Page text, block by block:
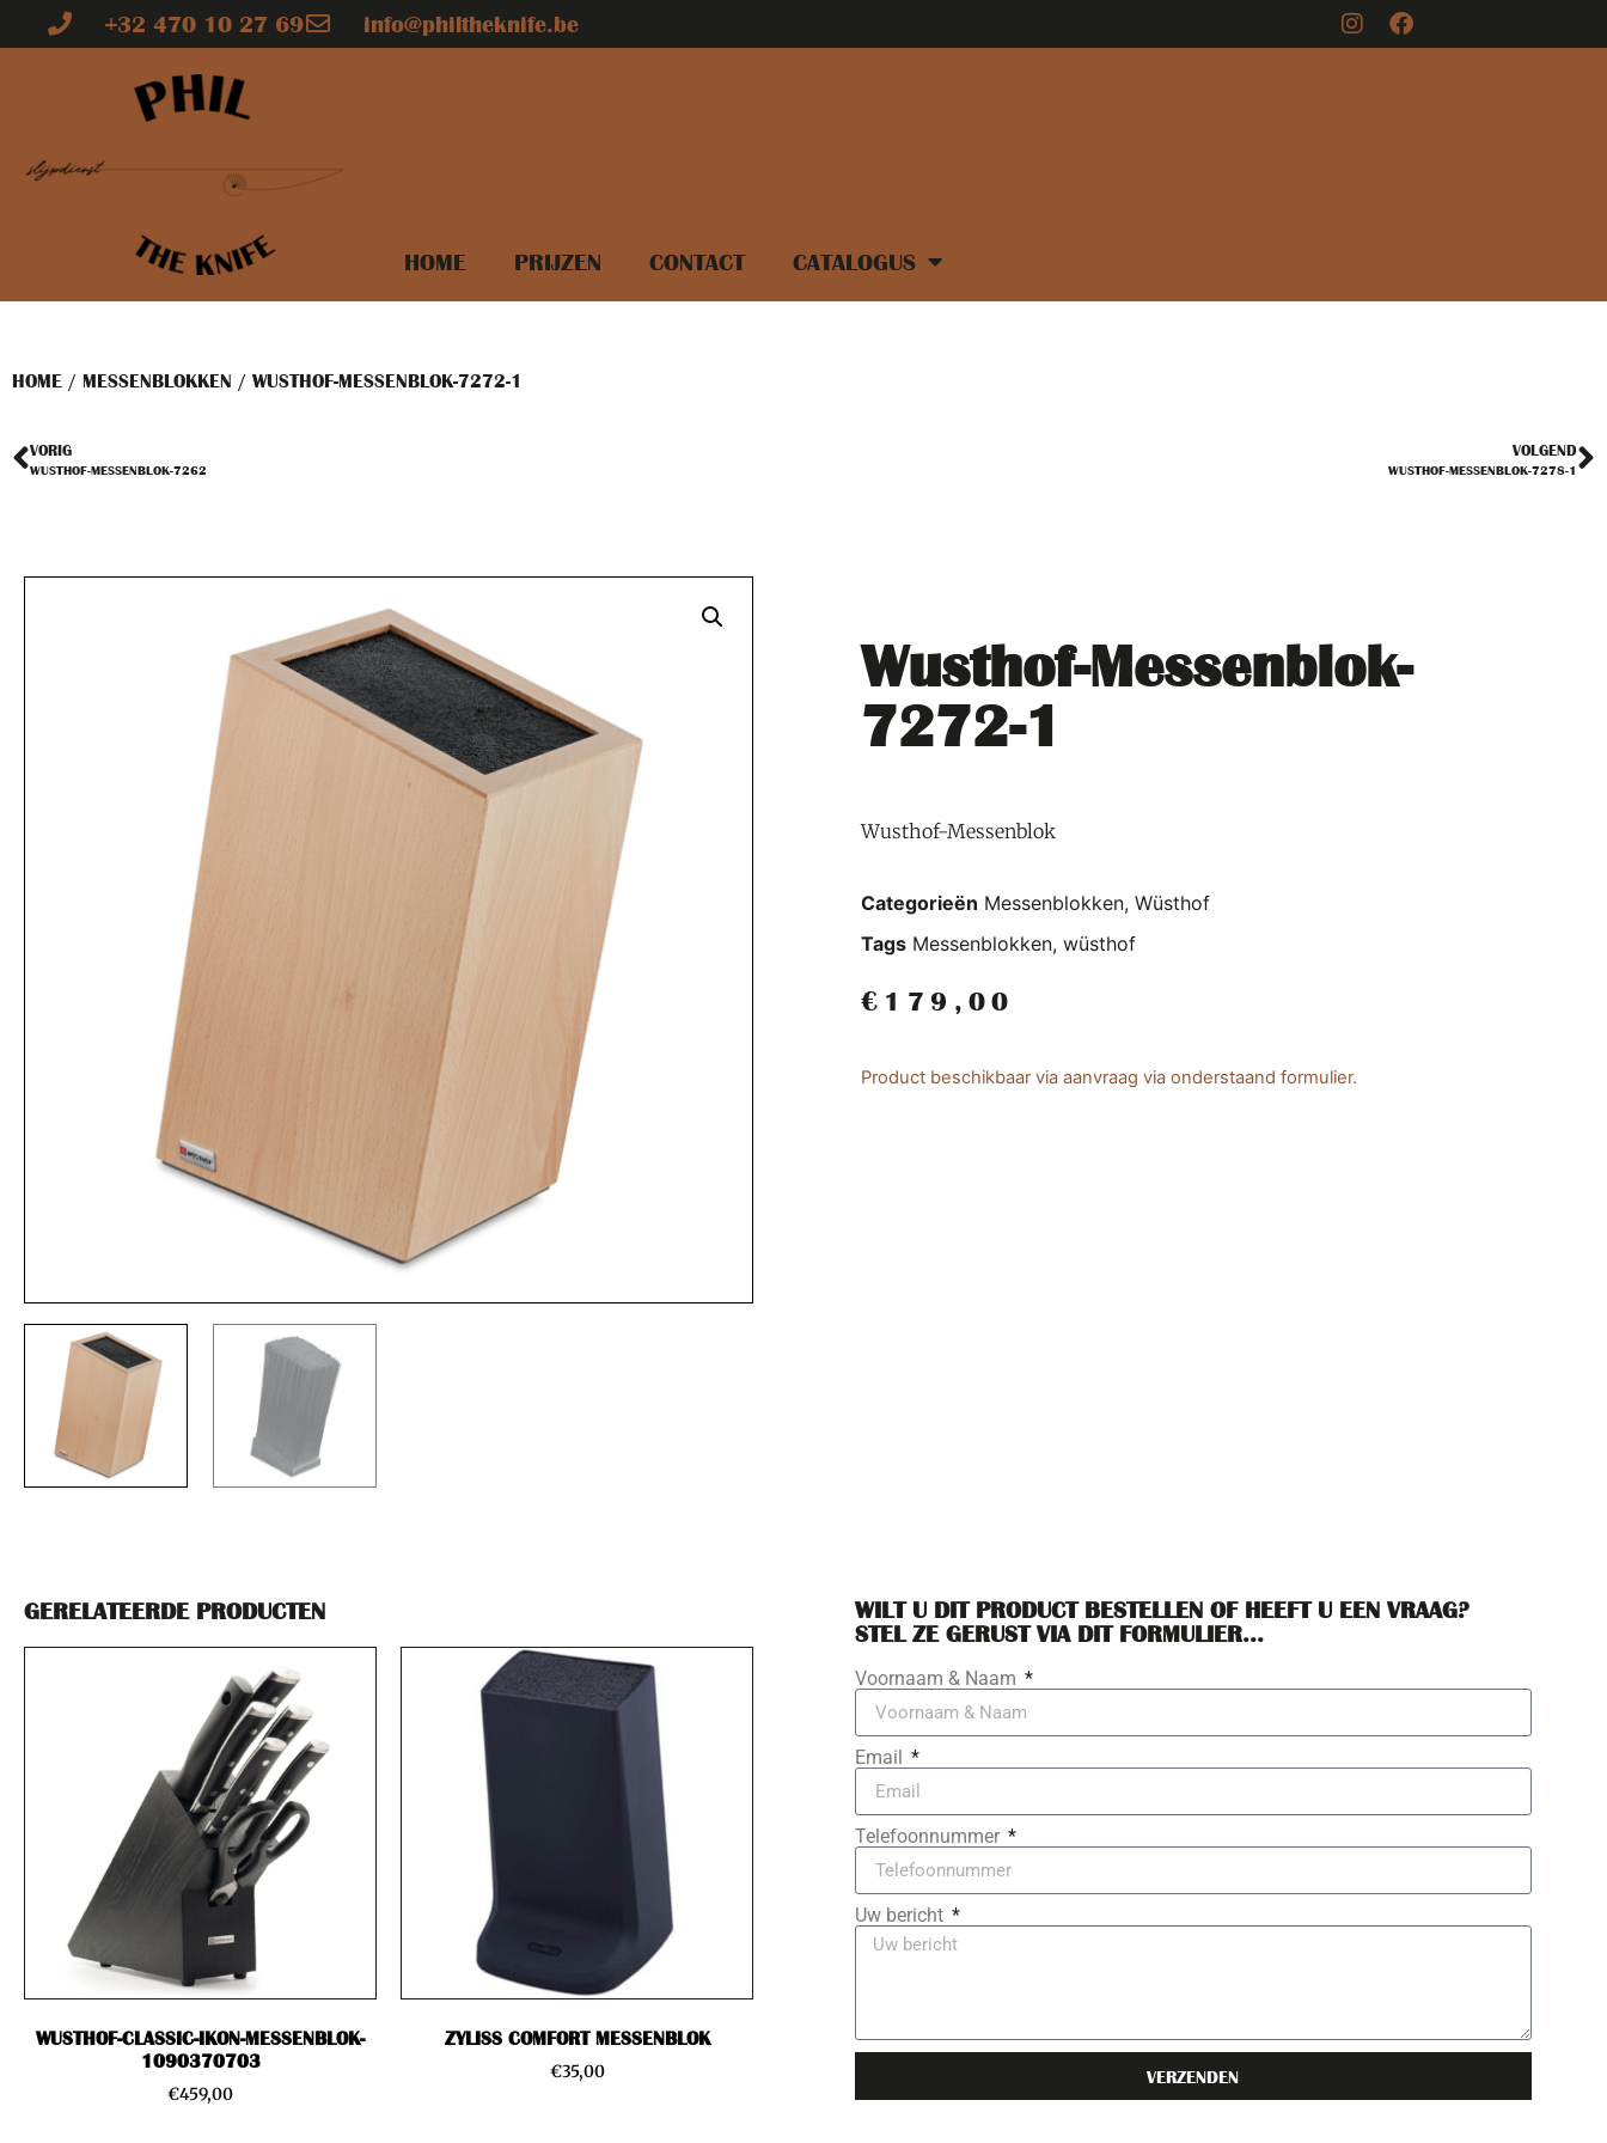
+32 470 10 27 69 info@philtheknife.be
HOME PRIJZEN CONTACT CATALOGUS
HOME / MESSENBLOKKEN / WUSTHOF-MESSENBLOK-7272-1
VORIG
WUSTHOF-MESSENBLOK-7262
VOLGEND
WUSTHOF-MESSENBLOK-7278-1
Wusthof-Messenblok-
7272-1
Wusthof-Messenblok
Categorieën Messenblokken, Wüsthof
Tags Messenblokken, wüsthof
€ 179,00
Product beschikbaar via aanvraag via onderstaand formulier.
GERELATEERDE PRODUCTEN
WUSTHOF-CLASSIC-IKON-MESSENBLOK-
1090370703
€459,00
ZYLISS COMFORT MESSENBLOK
€35,00
WILT U DIT PRODUCT BESTELLEN OF HEEFT U EEN VRAAG?
STEL ZE GERUST VIA DIT FORMULIER...
Voornaam & Naam
Email
Telefoonnummer
Uw bericht
VERZENDEN